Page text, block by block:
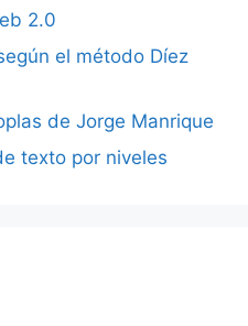
2.0
el método Díez
de Jorge Manrique
texto por niveles